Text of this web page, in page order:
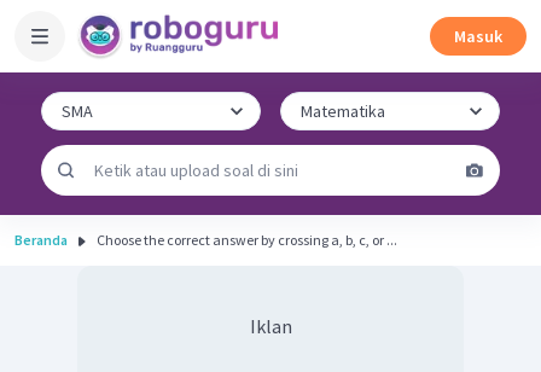
Masuk
Beranda Choose the correct answer by crossing a, b, c, or ...
Iklan